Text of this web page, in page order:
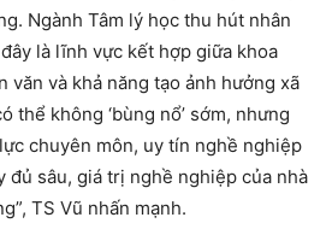
Ngành Tâm lý học thu hút nhân
là lĩnh vực kết hợp giữa khoa
văn và khả năng tạo ảnh hưởng xã
thể không ‘bùng nổ’ sớm, nhưng
chuyên môn, uy tín nghề nghiệp
đủ sâu, giá trị nghề nghiệp của nhà
TS Vũ nhấn mạnh.